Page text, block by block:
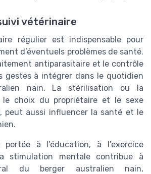
vétérinaire
régulier est indispensable pour
d’éventuels problèmes de santé.
antiparasitaire et le contrôle
gestes à intégrer dans le quotidien
nain. La stérilisation ou la
le choix du propriétaire et le sexe
peut aussi influencer la santé et le
portée à l’éducation, à l’exercice
stimulation mentale contribue à
du berger australien nain,